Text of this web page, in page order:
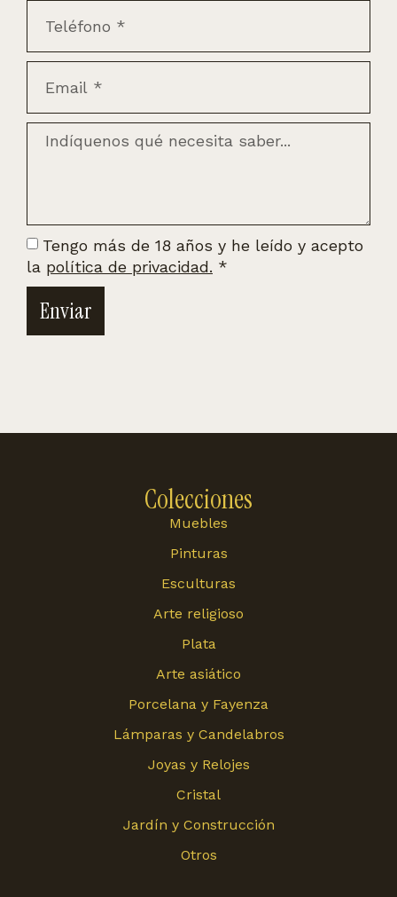
Tengo más de 18 años y he leído y acepto
la política de privacidad. *
Enviar
Colecciones
Muebles
Pinturas
Esculturas
Arte religioso
Plata
Arte asiático
Porcelana y Fayenza
Lámparas y Candelabros
Joyas y Relojes
Cristal
Jardín y Construcción
Otros